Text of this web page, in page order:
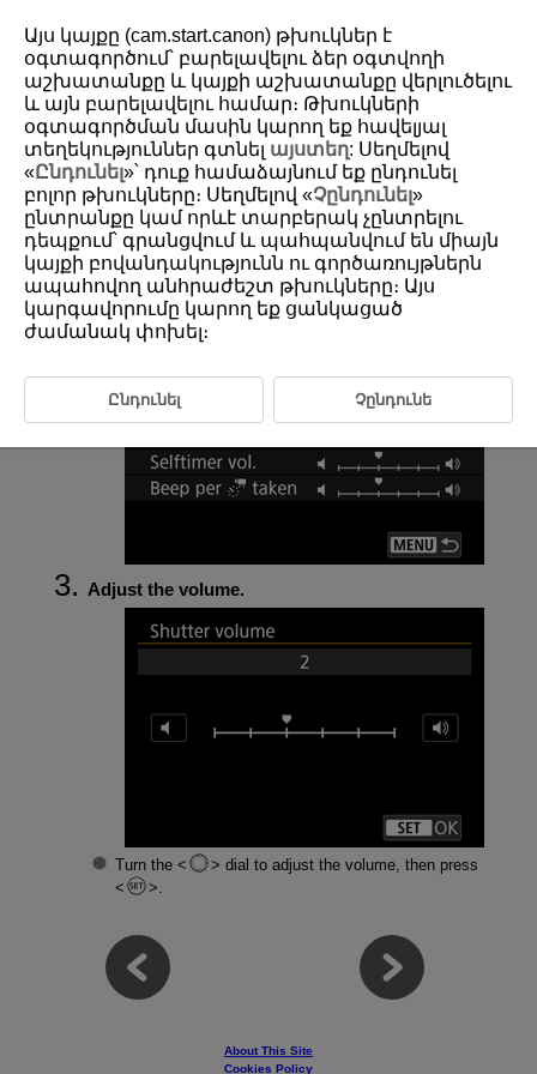
D388-215
Volume
The volume of camera sounds is adjustable.
Select [ :Volume] (
).
Select an option.
Adjust the volume.
Turn the
dial to adjust the volume, then press
.
About This Site
Cookies Policy
Այս կայքը (cam.start.canon) թխուկներ է
օգտագործում՝ բարելավելու ձեր օգտվողի
աշխատանքը և կայքի աշխատանքը վերլուծելու
և այն բարելավելու համար։ Թխուկների
օգտագործման մասին կարող եք հավելյալ
տեղեկություններ գտնել այստեղ: Սեղմելով
«Ընդունել»՝ դուք համաձայնում եք ընդունել
բոլոր թխուկները։ Սեղմելով «Չընդունել»
ընտրանքը կամ որևէ տարբերակ չընտրելու
դեպքում՝ գրանցվում և պահպանվում են միայն
կայքի բովանդակությունն ու գործառույթներն
ապահովող անհրաժեշտ թխուկները։ Այս
կարգավորումը կարող եք ցանկացած
ժամանակ փոխել։
Ընդունել Չընդունե